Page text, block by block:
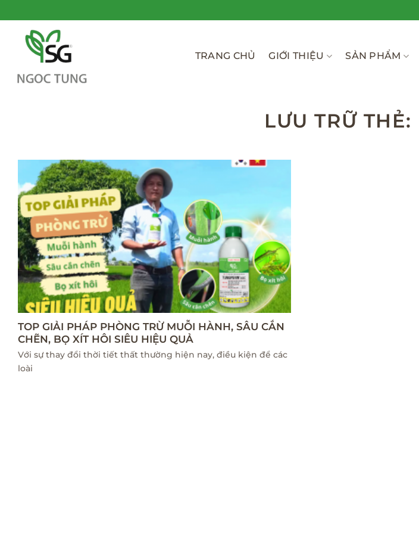
qua
TRANG CHỦ GIỚI THIỆU SẢN PHẨM
LƯU TRỮ THẺ:
TOP GIẢI PHÁP PHÒNG TRỪ MUỖI HÀNH, SÂU CẮN
CHẼN, BỌ XÍT HÔI SIÊU HIỆU QUẢ
Với sự thay đổi thời tiết thất thường hiện nay, điều kiện để các
loài